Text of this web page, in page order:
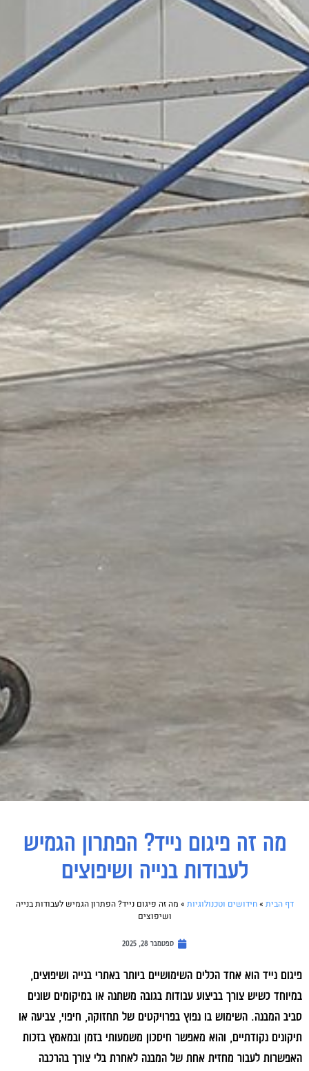
מה זה פיגום נייד? הפתרון הגמיש
לעבודות בנייה ושיפוצים
דף הבית »חידושים וטכנולוגיות » מה זה פיגום נייד? הפתרון הגמיש לעבודות בנייה
ושיפוצים
ספטמבר 28, 2025
פיגום נייד הוא אחד הכלים השימושיים ביותר באתרי בנייה ושיפוצים,
במיוחד כשיש צורך בביצוע עבודות בגובה משתנה או במיקומים שונים
סביב המבנה. השימוש בו נפוץ בפרויקטים של תחזוקה, חיפוי, צביעה או
תיקונים נקודתיים, והוא מאפשר חיסכון משמעותי בזמן ובמאמץ בזכות
האפשרות לעבור מחזית אחת של המבנה לאחרת בלי צורך בהרכבה